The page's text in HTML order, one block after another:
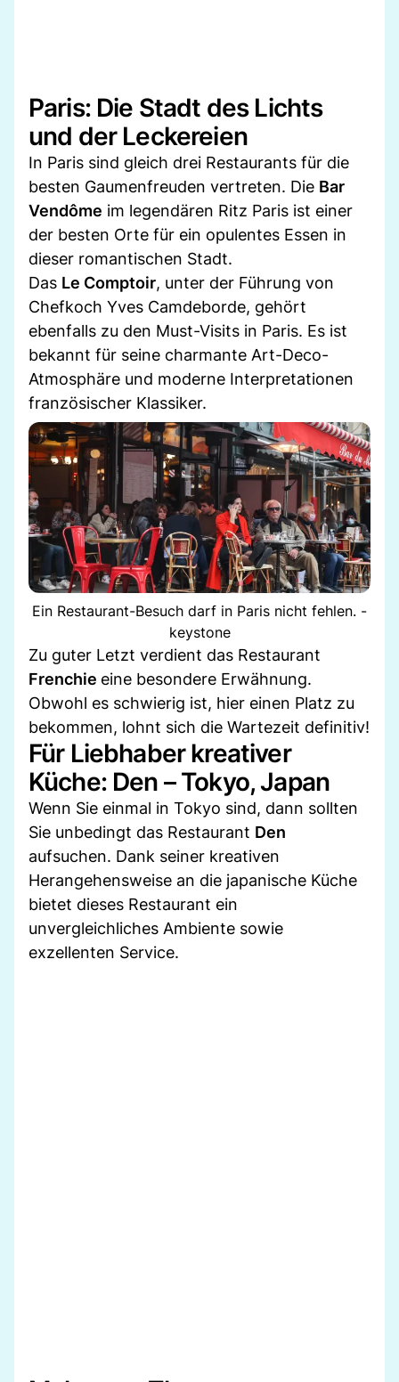
Paris: Die Stadt des Lichts
und der Leckereien
In Paris sind gleich drei Restaurants für die
besten Gaumenfreuden vertreten. Die Bar
Vendôme im legendären Ritz Paris ist einer
der besten Orte für ein opulentes Essen in
dieser romantischen Stadt.
Das Le Comptoir, unter der Führung von
Chefkoch Yves Camdeborde, gehört
ebenfalls zu den Must-Visits in Paris. Es ist
bekannt für seine charmante Art-Deco-
Atmosphäre und moderne Interpretationen
französischer Klassiker.
Ein Restaurant-Besuch darf in Paris nicht fehlen. -
keystone
Zu guter Letzt verdient das Restaurant
Frenchie eine besondere Erwähnung.
Obwohl es schwierig ist, hier einen Platz zu
bekommen, lohnt sich die Wartezeit definitiv!
Für Liebhaber kreativer
Küche: Den – Tokyo, Japan
Wenn Sie einmal in Tokyo sind, dann sollten
Sie unbedingt das Restaurant Den
aufsuchen. Dank seiner kreativen
Herangehensweise an die japanische Küche
bietet dieses Restaurant ein
unvergleichliches Ambiente sowie
exzellenten Service.